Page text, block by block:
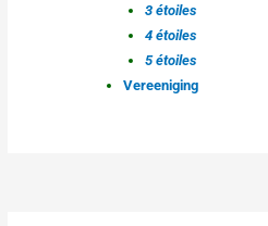
3 étoiles
4 étoiles
5 étoiles
Vereeniging